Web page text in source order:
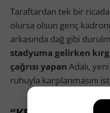
Taraftardan tek bir
olursa olsun genç
arkasında dağ gibi
stadyuma gelirken
çağrısı yapan Adalı,
ruhuyla karşılanmasını